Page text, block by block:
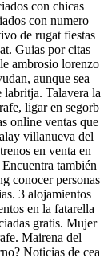
con chicas
con numero
de rugat fiestas
Guias por citas
ambrosio lorenzo
aunque sea
labritja. Talavera la
ligar en segorb
online ventas que
villanueva del
en venta en
también
conocer personas
3 alojamientos
en la fatarella
gratis. Mujer
Mairena del
Noticias de cea